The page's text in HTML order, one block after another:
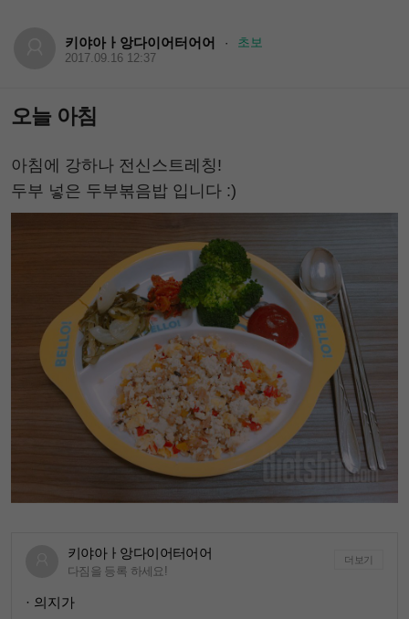
키야아ㅏ앙다이어터어어 · 초보
2017.09.16 12:37
오늘 아침
아침에 강하나 전신스트레칭!
두부 넣은 두부볶음밥 입니다 :)
키야아ㅏ앙다이어터어어
다짐을 등록 하세요!
더보기
· 의지가